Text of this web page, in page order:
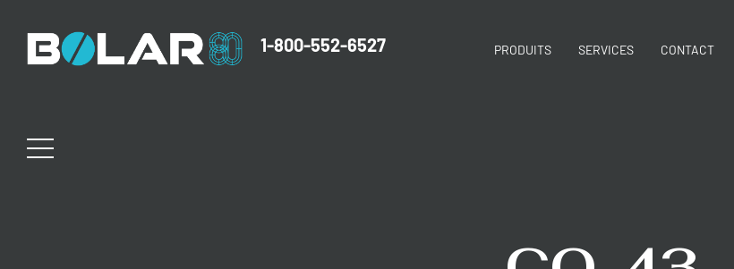
1-800-552-6527 PRODUITS SERVICES CONTACT